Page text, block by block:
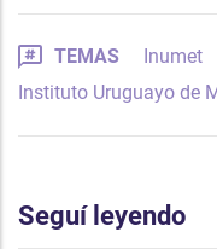
TEMAS Inumet
Instituto Uruguayo de
Seguí leyendo